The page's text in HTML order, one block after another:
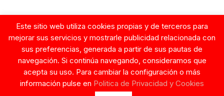
Google
© Copyright 2026. Tentaciones de Mujer.
Este sitio web utiliza cookies propias y de terceros para
mejorar sus servicios y mostrarle publicidad relacionada con
sus preferencias, generada a partir de sus pautas de
navegación. Si continúa navegando, consideramos que
acepta su uso. Para cambiar la configuración o más
información pulse en Politica de Privacidad y Cookies